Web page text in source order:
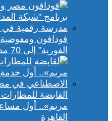
فودافون ومفوضية
الفورية” إلى 70 مدرسة رقمية في مصر
القابضة
مريم».. أول
القاهرة